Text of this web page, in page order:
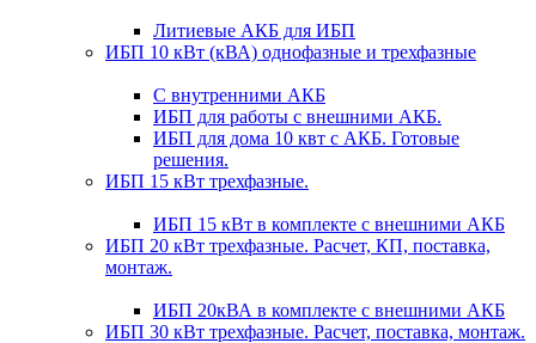
Литиевые АКБ для ИБП
ИБП 10 кВт (кВА) однофазные и трехфазные
С внутренними АКБ
ИБП для работы с внешними АКБ.
ИБП для дома 10 квт с АКБ. Готовые
решения.
ИБП 15 кВт трехфазные.
ИБП 15 кВт в комплекте с внешними АКБ
ИБП 20 кВт трехфазные. Расчет, КП, поставка,
монтаж.
ИБП 20кВА в комплекте с внешними АКБ
ИБП 30 кВт трехфазные. Расчет, поставка, монтаж.